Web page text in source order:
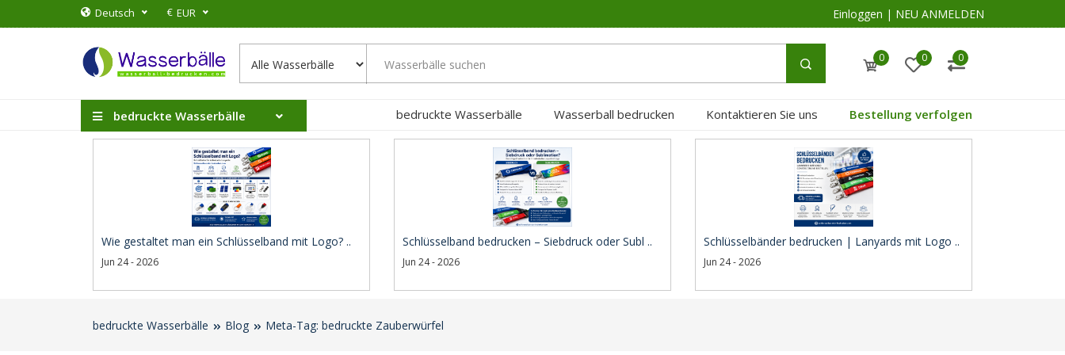
Deutsch € EUR Einloggen | NEU ANMELDEN
0 0 0
bedruckte Wasserbälle bedruckte Wasserbälle Wasserball bedrucken Kontaktieren Sie uns Bestellung verfolgen
Wie gestaltet man ein Schlüsselband mit Logo? ..
Jun 24 - 2026
Schlüsselband bedrucken – Siebdruck oder Subl ..
Jun 24 - 2026
Schlüsselbänder bedrucken | Lanyards mit Logo ..
Jun 24 - 2026
bedruckte Wasserbälle Blog Meta-Tag: bedruckte Zauberwürfel